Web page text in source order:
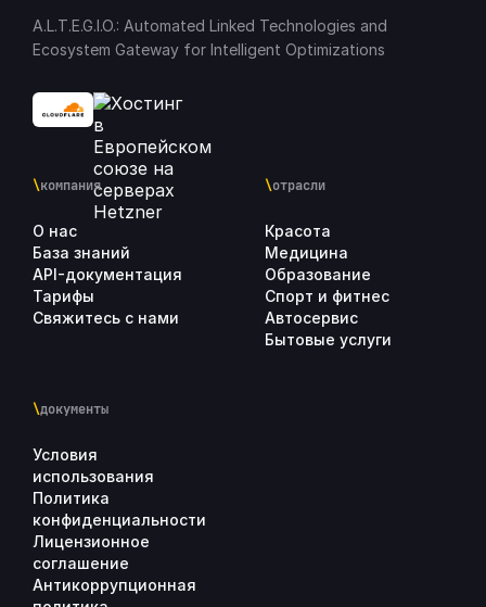
A.L.T.E.G.I.O.: Automated Linked Technologies and
Ecosystem Gateway for Intelligent Optimizations
\компания
О нас
База знаний
API-документация
Тарифы
Свяжитесь с нами
\отрасли
Красота
Медицина
Образование
Спорт и фитнес
Автосервис
Бытовые услуги
\документы
Условия
использования
Политика
конфиденциальности
Лицензионное
соглашение
Антикоррупционная